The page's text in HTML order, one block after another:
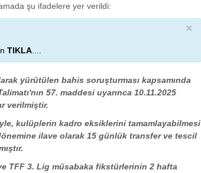
şu ifadelere yer verildi:
×
TIKLA
yürütülen bahis soruşturması kapsamında
57. maddesi uyarınca 10.11.2025
verilmiştir.
kulüplerin kadro eksiklerini tamamlayabilmesi
ilave olarak 15 günlük transfer ve tescil
TFF 3. Lig müsabaka fikstürlerinin 2 hafta